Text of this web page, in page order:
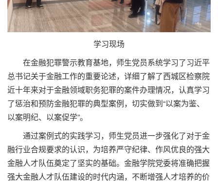
学习现场
在金融犯罪警示教育基地，师生党员系统学习了习近平
总书记关于金融工作的重要论述，详细了解了西城区检察院
近十年来对于金融领域职务犯罪的案件办理情况，认真学习
了惩治和预防金融犯罪的典型案例，切实做到“以案为鉴、
以案明纪、以案促学”。
通过案例式的实践学习，师生党员进一步强化了对于金
融行业合规要求的认识，为培养严守纪律、作风优良的强大
金融人才队伍奠定了坚实的基础。金融学院党委将准确把握
强大金融人才队伍建设的时代内涵，不断增强人才培养的价